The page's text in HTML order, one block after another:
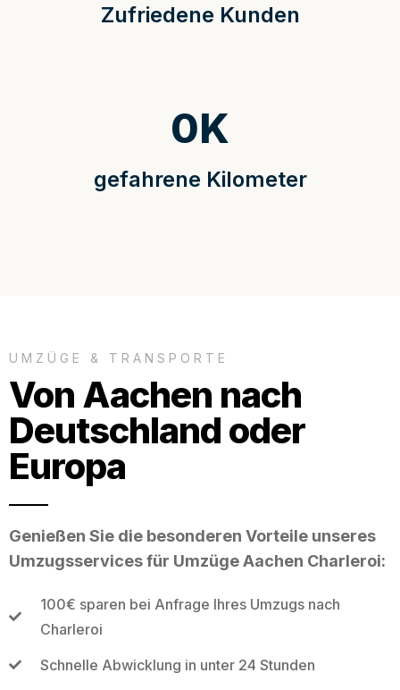
Zufriedene Kunden
gefahrene Kilometer
0K
UMZÜGE & TRANSPORTE
Von Aachen nach
Deutschland oder
Europa
Genießen Sie die besonderen Vorteile unseres
Umzugsservices für Umzüge Aachen Charleroi:
100€ sparen bei Anfrage Ihres Umzugs nach
Charleroi
Schnelle Abwicklung in unter 24 Stunden